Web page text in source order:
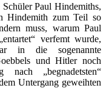
Paul Hindemiths,
Hindemith zum Teil so
muss, warum Paul
verfemt wurde,
in die sogenannte
und Hitler noch
„begnadetsten“
Untergang geweihten